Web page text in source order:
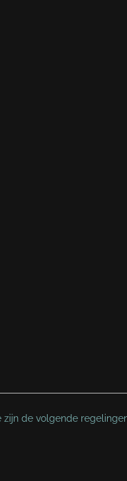
de volgende